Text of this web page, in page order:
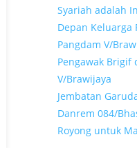
Syariah adalah
Depan Keluarga
Pangdam V/
Pengawak Brigif
V/Brawijaya
Jembatan
Danrem 084/
Royong untuk